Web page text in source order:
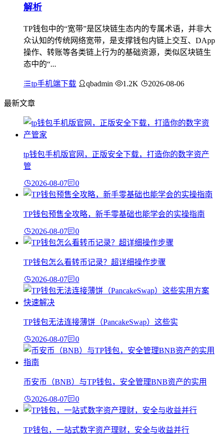
解析
TP钱包中的“宽带”是区块链生态内的专属术语，并非大
众认知的传统网络宽带，是支撑钱包内链上交互、DApp
操作、转账等各类链上行为的基础资源，类似区块链生
态中的“...
tp手机端下载 qbadmin 1.2K 2026-08-06
最新文章
tp钱包手机版官网，正版安全下载，打造你的数字资产
管
2026-08-07 0
TP钱包预售全攻略，新手零基础也能学会的实操指南
2026-08-07 0
TP钱包怎么看转币记录？超详细操作步骤
2026-08-07 0
TP钱包无法连接薄饼（PancakeSwap）这些实
2026-08-07 0
币安币（BNB）与TP钱包，安全管理BNB资产的实用
2026-08-07 0
TP钱包，一站式数字资产理财，安全与收益并行